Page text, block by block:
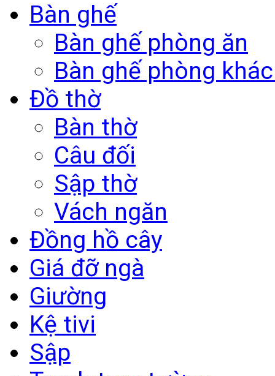
Bàn ghế
Bàn ghế phòng ăn
Bàn ghế phòng
Đồ thờ
Bàn thờ
Câu đối
Sập thờ
Vách ngăn
Đồng hồ cây
Giá đỡ ngà
Giường
Kệ tivi
Sập